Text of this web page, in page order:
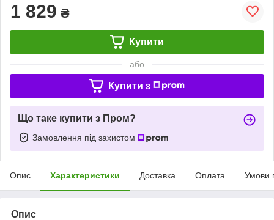
1 829 ₴
Купити
або
Купити з
Що таке купити з Пром?
Замовлення під захистом
Опис Характеристики Доставка Оплата Умови
Опис